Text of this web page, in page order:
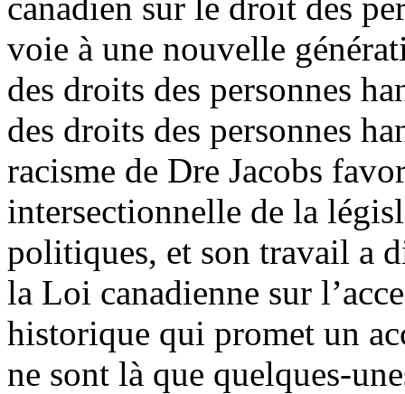
voie à une nouvelle
des droits des personnes
des droits des personnes
racisme de Dre Jacobs
intersectionnelle de la
politiques, et son travail a
la Loi canadienne sur
historique qui promet un
ne sont là que quelques-